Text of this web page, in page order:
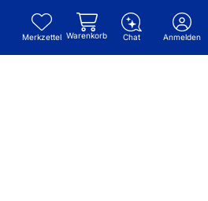
Merkzettel Warenkorb Chat Anmelden